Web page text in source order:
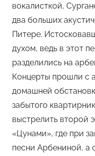
вокалисткой,
два больших
Питере.
духом, ведь в этот
разделились на
Концерты прошли с
домашней
забытого
выстрелить второй
«Цунами», где при
песни Арбениной, а